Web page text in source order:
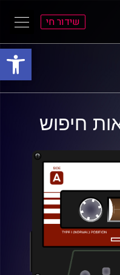
פתח
שידור חי
חיפוש